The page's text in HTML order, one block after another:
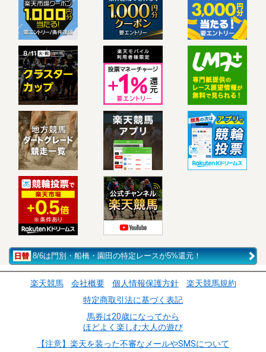
8/6は門別・船橋・園田の特定レースが5%還元！
楽天競馬 会社概要 個人情報保護方針
楽天競馬規約
特定商取引法に基づく表記
馬券は20歳になってから
ほどよく楽しむ大人の遊び
【注意】楽天を装った不審なメールやSMSについて